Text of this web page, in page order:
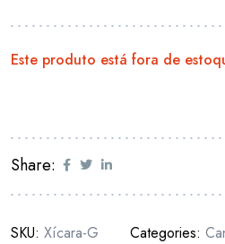
Este produto está fora de
Share:
SKU: Xícara-G Categories: